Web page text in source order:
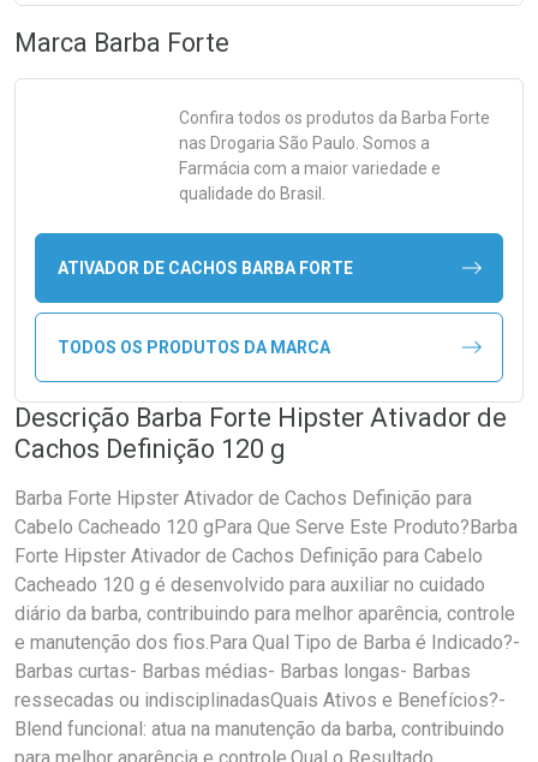
Marca Barba Forte
Confira todos os produtos da Barba Forte
nas Drogaria São Paulo. Somos a
Farmácia com a maior variedade e
qualidade do Brasil.
ATIVADOR DE CACHOS BARBA FORTE
TODOS OS PRODUTOS DA MARCA
Descrição Barba Forte Hipster Ativador de
Cachos Definição 120 g
Barba Forte Hipster Ativador de Cachos Definição para
Cabelo Cacheado 120 gPara Que Serve Este Produto?Barba
Forte Hipster Ativador de Cachos Definição para Cabelo
Cacheado 120 g é desenvolvido para auxiliar no cuidado
diário da barba, contribuindo para melhor aparência, controle
e manutenção dos fios.Para Qual Tipo de Barba é Indicado?-
Barbas curtas- Barbas médias- Barbas longas- Barbas
ressecadas ou indisciplinadasQuais Ativos e Benefícios?-
Blend funcional: atua na manutenção da barba, contribuindo